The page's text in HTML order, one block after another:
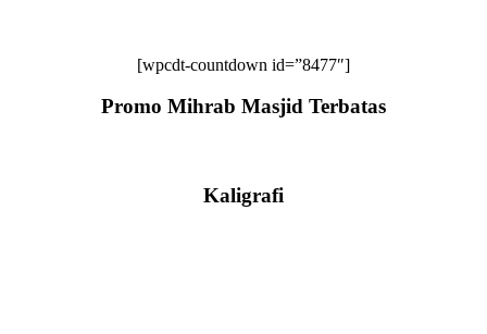
[wpcdt-countdown id=”8477″]
Promo Mihrab Masjid Terbatas
Kaligrafi